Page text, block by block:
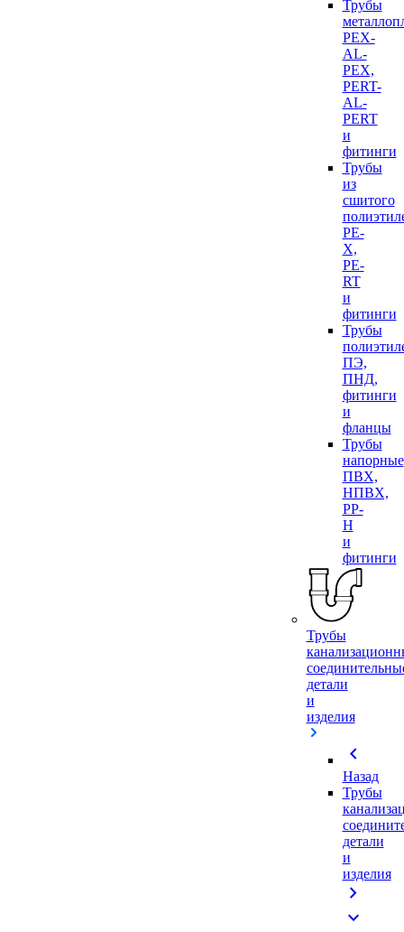
Трубы
PEX-
AL-
PEX,
PERT-
AL-
PERT
и
фитинги
Трубы
из
сшитого
PE-
X,
PE-
RT
и
фитинги
Трубы
ПЭ,
ПНД,
фитинги
и
фланцы
Трубы
напорные
ПВХ,
НПВХ,
PP-
H
и
фитинги
Трубы
детали
и
изделия
chevron_left
Назад
Трубы
детали
и
изделия
chevron_right
expand_more